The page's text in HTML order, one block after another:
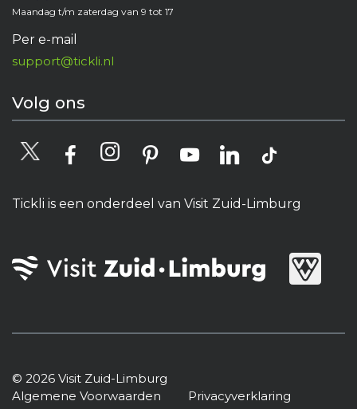
Maandag t/m zaterdag van 9 tot 17
Per e-mail
support@tickli.nl
Volg ons
Tickli is een onderdeel van Visit Zuid-Limburg
© 2026 Visit Zuid-Limburg
Algemene Voorwaarden
Privacyverklaring